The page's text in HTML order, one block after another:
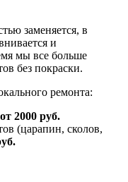
заменяется, в
и
мы все больше
без покраски.
ремонта:
2000 руб.
(царапин, сколов,